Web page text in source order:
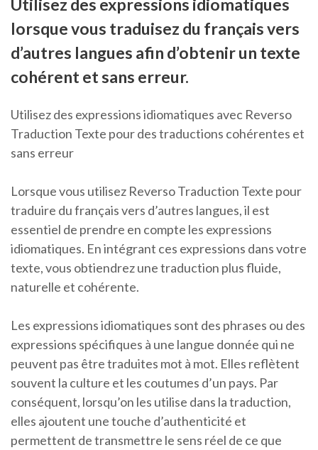
Utilisez des expressions idiomatiques
lorsque vous traduisez du français vers
d’autres langues afin d’obtenir un texte
cohérent et sans erreur.
Utilisez des expressions idiomatiques avec Reverso
Traduction Texte pour des traductions cohérentes et
sans erreur
Lorsque vous utilisez Reverso Traduction Texte pour
traduire du français vers d’autres langues, il est
essentiel de prendre en compte les expressions
idiomatiques. En intégrant ces expressions dans votre
texte, vous obtiendrez une traduction plus fluide,
naturelle et cohérente.
Les expressions idiomatiques sont des phrases ou des
expressions spécifiques à une langue donnée qui ne
peuvent pas être traduites mot à mot. Elles reflètent
souvent la culture et les coutumes d’un pays. Par
conséquent, lorsqu’on les utilise dans la traduction,
elles ajoutent une touche d’authenticité et
permettent de transmettre le sens réel de ce que